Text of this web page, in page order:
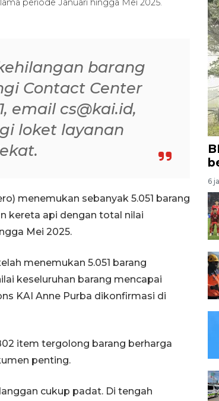
periode Januari hingga Mei 2025.
barang
Contact Center
email cs@kai.id,
loket layanan
menemukan sebanyak 5.051 barang
kereta api dengan total nilai
Mei 2025.
menemukan 5.051 barang
keseluruhan barang mencapai
KAI Anne Purba dikonfirmasi di
item tergolong barang berharga
penting.
cukup padat. Di tengah
6